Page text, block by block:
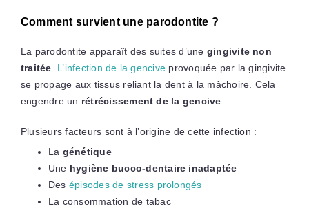
Comment survient une parodontite ?
La parodontite apparaît des suites d’une gingivite non
traitée
L’infection de la gencive provoquée par la gingivite
se propage aux tissus reliant la dent à la mâchoire. Cela
engendre un rétrécissement de la gencive
Plusieurs facteurs sont à l’origine de cette infection :
La génétique
Une hygiène bucco-dentaire inadaptée
Des épisodes de stress prolongés
La consommation de tabac